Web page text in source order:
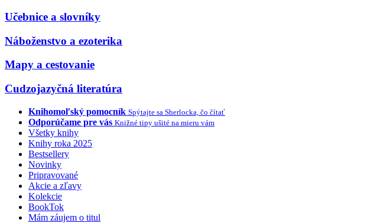
Učebnice a slovníky
Náboženstvo a ezoterika
Mapy a cestovanie
Cudzojazyčná literatúra
Knihomoľský pomocník Spýtajte sa Sherlocka, čo čítať
Odporúčame pre vás Knižné tipy ušité na mieru vám
Všetky knihy
Knihy roka 2025
Bestsellery
Novinky
Pripravované
Akcie a zľavy
Kolekcie
BookTok
Mám záujem o titul